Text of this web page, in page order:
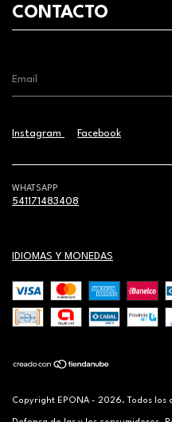
CONTACTO
Instagram Facebook
WHATSAPP
541171483408
IDIOMAS Y MONEDAS
Copyright EPONA - 2026. Todos los